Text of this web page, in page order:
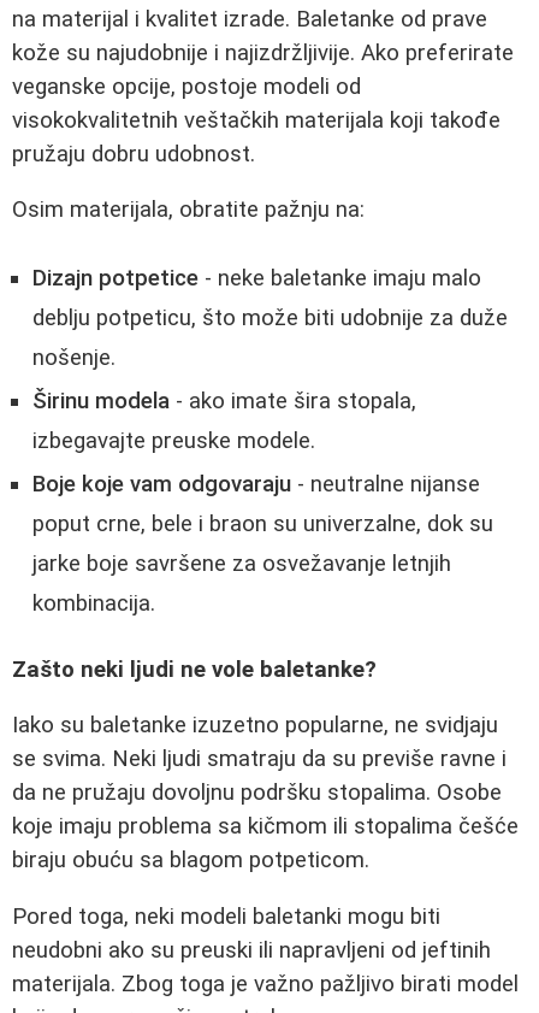
na materijal i kvalitet izrade. Baletanke od prave
kože su najudobnije i najizdržljivije. Ako preferirate
veganske opcije, postoje modeli od
visokokvalitetnih veštačkih materijala koji takođe
pružaju dobru udobnost.
Osim materijala, obratite pažnju na:
Dizajn potpetice - neke baletanke imaju malo
deblju potpeticu, što može biti udobnije za duže
nošenje.
Širinu modela - ako imate šira stopala,
izbegavajte preuske modele.
Boje koje vam odgovaraju - neutralne nijanse
poput crne, bele i braon su univerzalne, dok su
jarke boje savršene za osvežavanje letnjih
kombinacija.
Zašto neki ljudi ne vole baletanke?
Iako su baletanke izuzetno popularne, ne svidjaju
se svima. Neki ljudi smatraju da su previše ravne i
da ne pružaju dovoljnu podršku stopalima. Osobe
koje imaju problema sa kičmom ili stopalima češće
biraju obuću sa blagom potpeticom.
Pored toga, neki modeli baletanki mogu biti
neudobni ako su preuski ili napravljeni od jeftinih
materijala. Zbog toga je važno pažljivo birati model